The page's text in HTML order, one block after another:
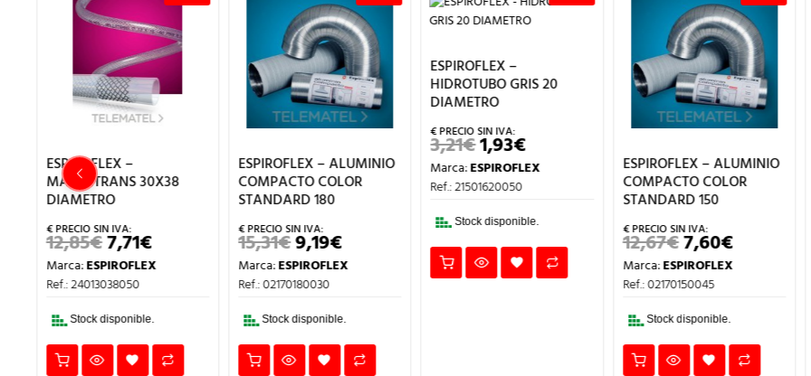
ESPIROFLEX –
MALLATRANS 30X38
DIAMETRO
12,85€EL
PRECIO
ORIGINAL
ERA:
7,71€EL
PRECIO
ACTUAL
Marca:ESPIROFLEX
Ref.: 24013038050
Stock disponible.
ESPIROFLEX – ALUMINIO
COMPACTO COLOR
STANDARD 180
15,31€EL
PRECIO
ORIGINAL
ERA:
9,19€EL
PRECIO
ACTUAL
Marca:ESPIROFLEX
Ref.: 02170180030
Stock disponible.
ESPIROFLEX –
HIDROTUBO GRIS 20
DIAMETRO
3,21€EL
PRECIO
ORIGINAL
ERA:
1,93€EL
PRECIO
ACTUAL
Marca:ESPIROFLEX
Ref.: 21501620050
Stock disponible.
ESPIROFLEX – ALUMINIO
COMPACTO COLOR
STANDARD 150
12,67€EL
PRECIO
ORIGINAL
ERA:
7,60€EL
PRECIO
ACTUAL
Marca:ESPIROFLEX
Ref.: 02170150045
Stock disponible.